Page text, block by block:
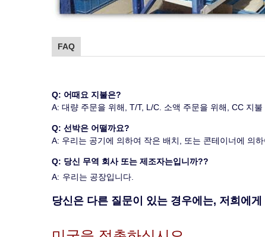
FAQ
Q: 어때요 지불은?
A: 대량 주문을 위해, T/T, L/C. 소액 주문을 위해, CC 지
Q: 선박은 어떨까요?
A: 우리는 공기에 의하여 작은 배치, 또는 콘테이너에 의
Q: 당신 무역 회사 또는 제조자는입니까??
A: 우리는 공장입니다
당신은 다른 질문이 있는 경우에는, 저희에